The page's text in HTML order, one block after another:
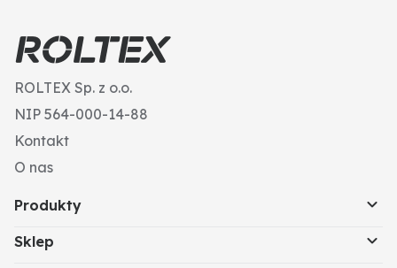
ROLTEX Sp. z o.o.
NIP 564-000-14-88
Kontakt
O nas
Produkty
Sklep